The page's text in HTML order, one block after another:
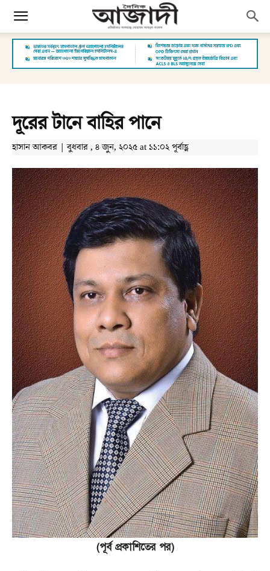
দূরের টানে বাহির পানে
হাসান আকবর | বুধবার , ৪ জুন, ২০২৫ at ১১:০২ পূর্বাহ্ণ
(পূর্ব প্রকাশিতের পর)